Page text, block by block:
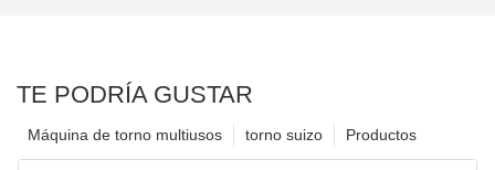
TE PODRÍA GUSTAR
Productos
torno suizo
Máquina de torno multiusos